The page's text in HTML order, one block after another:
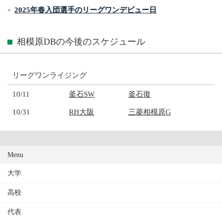
2025年春入団選手のリーグワンデビュー日
相模原DBの今後のスケジュール
リーグワンライジング
10/11 釜石SW 釜石復
10/31 RH大阪 三菱相模原G
Menu
大学
高校
代表